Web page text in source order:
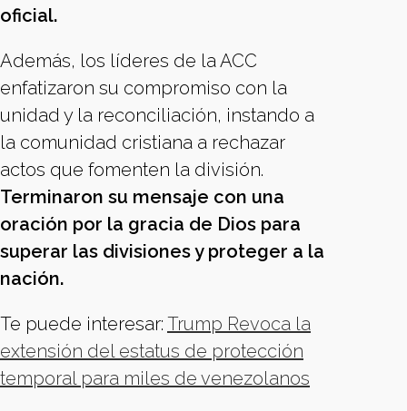
oficial.
Además, los líderes de la ACC
enfatizaron su compromiso con la
unidad y la reconciliación, instando a
la comunidad cristiana a rechazar
actos que fomenten la división.
Terminaron su mensaje con una
oración por la gracia de Dios para
superar las divisiones y proteger a la
nación.
Te puede interesar: Trump Revoca la
extensión del estatus de protección
temporal para miles de venezolanos